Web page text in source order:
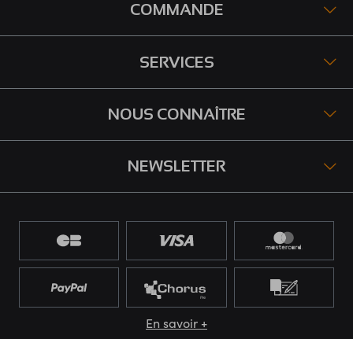
COMMANDE
SERVICES
NOUS CONNAÎTRE
NEWSLETTER
En savoir +